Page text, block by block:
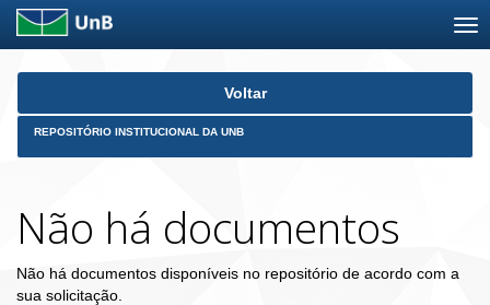
Skip
Voltar
REPOSITÓRIO INSTITUCIONAL DA UNB
Não há documentos
Não há documentos disponíveis no repositório de acordo com a
sua solicitação.